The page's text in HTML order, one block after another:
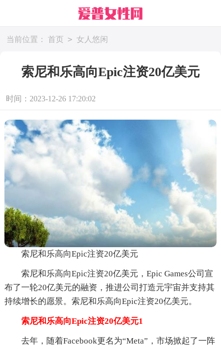
当前位置： 首页 > 女人悠闲
索尼和乐高向Epic注资20亿美元
时间：2023-12-26 17:20:02
索尼和乐高向Epic注资20亿美元
索尼和乐高向Epic注资20亿美元，Epic Games公司宣
布了一轮20亿美元的融资，推进公司打造元宇宙并支持其
持续增长的愿景。索尼和乐高向Epic注资20亿美元。
索尼和乐高向Epic注资20亿美元1
去年，随着Facebook更名为“Meta”，市场掀起了一阵